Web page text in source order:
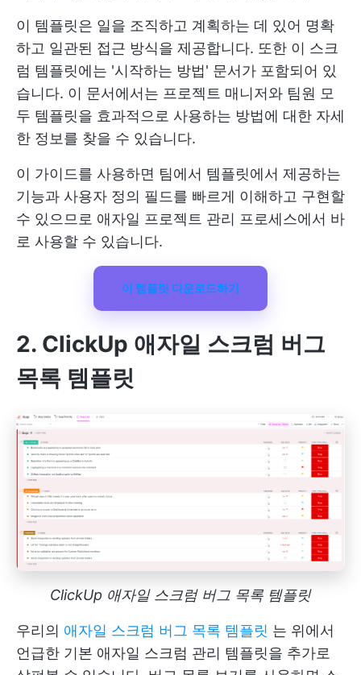
이 템플릿은 일을 조직하고 계획하는 데 있어 명확
하고 일관된 접근 방식을 제공합니다. 또한 이 스크
럼 템플릿에는 '시작하는 방법' 문서가 포함되어 있
습니다. 이 문서에서는 프로젝트 매니저와 팀원 모
두 템플릿을 효과적으로 사용하는 방법에 대한 자세
한 정보를 찾을 수 있습니다.
이 가이드를 사용하면 팀에서 템플릿에서 제공하는
기능과 사용자 정의 필드를 빠르게 이해하고 구현할
수 있으므로 애자일 프로젝트 관리 프로세스에서 바
로 사용할 수 있습니다.
이 템플릿 다운로드하기
2. ClickUp 애자일 스크럼 버그
목록 템플릿
ClickUp 애자일 스크럼 버그 목록 템플릿
우리의 애자일 스크럼 버그 목록 템플릿 는 위에서
언급한 기본 애자일 스크럼 관리 템플릿을 추가로